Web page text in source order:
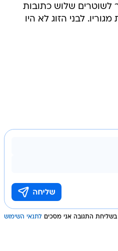
למוקד 100 מסר לשוטרים שלוש כתובות
לבני הזוג לא היו
בשליחת התגובה אני מסכים לתנאי השימוש